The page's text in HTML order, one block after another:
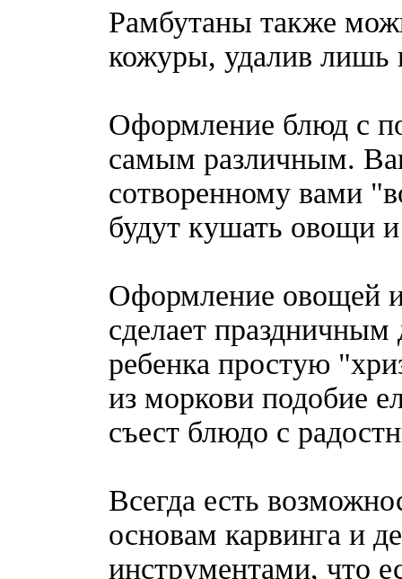
Рамбутаны также
кожуры, удалив лишь
Оформление блюд с
самым различным.
сотворенному вами
будут кушать овощи
Оформление овощей
сделает
ребенка простую
из моркови подобие
съест блюдо с
Всегда есть
основам карвинга и
инструментами, что